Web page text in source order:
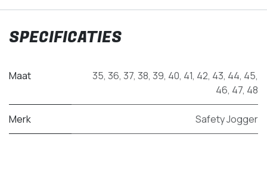
SPECIFICATIES
Maat 35, 36, 37, 38, 39, 40, 41, 42, 43, 44, 45,
46, 47, 48
Merk Safety Jogger